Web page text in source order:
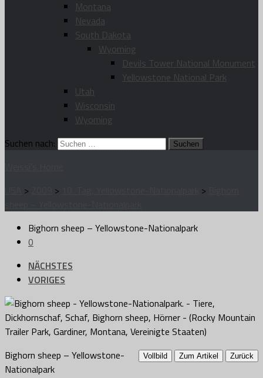
Montana
Nevada
South Dakota
Wyoming
Devils Tower National Monument
Yellowstone National Park
Utah
Wisconsin
Wyoming
Suchen nach:
> > >
Bighorn sheep – Yellowstone-Nationalpark
0
NÄCHSTES
VORIGES
Vollbild Zum Artikel Zurück
Bighorn sheep – Yellowstone-
Nationalpark